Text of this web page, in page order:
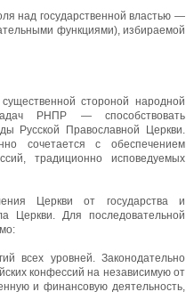
над государственной властью —
функциями), избираемой
стороной народной
РНПР — способствовать
Русской Православной Церкви.
сочетается с обеспечением
традиционно исповедуемых
Церкви от государства и
Церкви. Для последовательной
всех уровней. Законодательно
конфессий на независимую от
и финансовую деятельность,